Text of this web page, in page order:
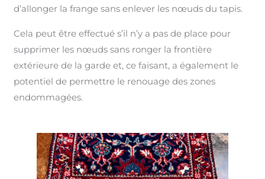
d’allonger la frange sans enlever les nœuds du tapis.
Cela peut être effectué s’il n’y a pas de place pour
supprimer les nœuds sans ronger la frontière
extérieure de la garde et, ce faisant, a également le
potentiel de permettre le renouage des zones
endommagées.